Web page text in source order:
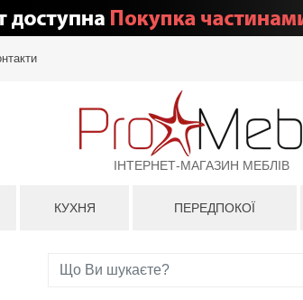
ІНТЕРНЕТ-МАГАЗИН МЕБЛІВ
КУХНЯ ПЕРЕДПОКОЇ